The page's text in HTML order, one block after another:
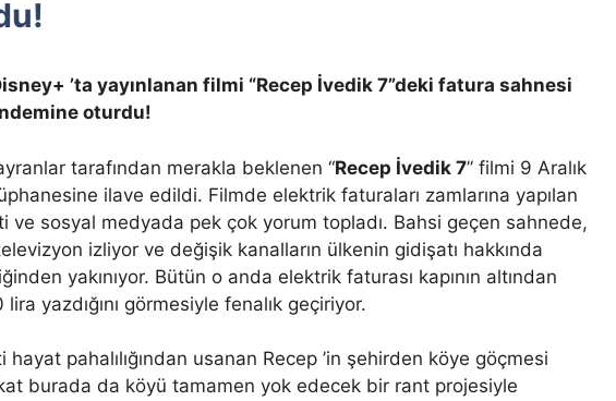
’ta yayınlanan filmi “Recep İvedik 7”deki fatura sahnesi
oturdu!
tarafından merakla beklenen “Recep İvedik 7” filmi 9 Aralık
ilave edildi. Filmde elektrik faturaları zamlarına yapılan
ve sosyal medyada pek çok yorum topladı. Bahsi geçen sahnede,
izliyor ve değişik kanalların ülkenin gidişatı hakkında
yakınıyor. Bütün o anda elektrik faturası kapının altından
lira yazdığını görmesiyle fenalık geçiriyor.
pahalılığından usanan Recep ’in şehirden köye göçmesi
burada da köyü tamamen yok edecek bir rant projesiyle